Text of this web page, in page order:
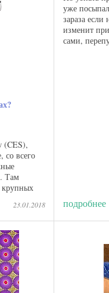
(CES),
со всего
Там
крупных
23.01.2018
уже
зараза если
изменит
сами,
подробнее